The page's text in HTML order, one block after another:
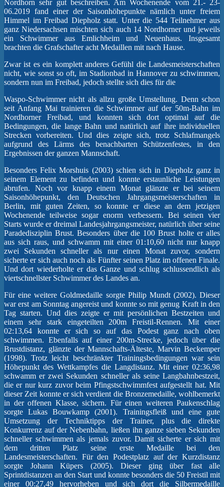
Nordhorn sehr gut beschreiben. Am Wochenende vom 21.- 23-
06.2019 fand einer der Saisonhöhepunkte nämlich unter freiem
Himmel im Freibad Diepholz statt. Unter die 544 Teilnehmer aus
ganz Niedersachsen mischten sich auch 14 Nordhorner und jeweils
ein Schwimmer aus Emlichheim und Neuenhaus. Insgesamt
brachten die Grafschafter acht Medaillen mit nach Hause.
Zwar ist es ein komplett anderes Gefühl die Landesmeisterschaften
nicht, wie sonst so oft, im Stadionbad in Hannover zu schwimmen,
sondern nun im Freibad, jedoch stellte sich dies für die
Waspo-Schwimmer nicht als allzu große Umstellung. Denn schon
seit Anfang Mai trainieren die Schwimmer auf der 50m-Bahn im
Nordhorner Freibad, und konnten sich dort optimal auf die
Bedingungen, die lange Bahn und natürlich auf ihre individuellen
Strecken vorbereiten. Und dies zeigte sich, trotz Schlafmangels
aufgrund des Lärms des benachbarten Schützenfestes, in den
Ergebnissen der ganzen Mannschaft.
Besonders Felix Morshuis (2003) schien sich in Diepholz ganz in
seinem Element zu befinden und konnte erstaunliche Leistungen
abrufen. Noch vor knapp einem Monat glänzte er bei seinem
Saisonhöhepunkt, den Deutschen Jahrgangsmeisterschaften in
Berlin, mit guten Zeiten, so konnte er diese an dem jetzigen
Wochenende teilweise sogar enorm verbessern. Bei seinen vier
Starts wurde er dreimal Landesjahrgangsmeister, natürlich über seine
Paradedisziplin Brust. Besonders über die 100 Brust holte er alles
aus sich raus, und schwamm mit einer 01:10,60 nicht nur knapp
zwei Sekunden schneller als nur einen Monat zuvor, sondern
sicherte er sich auch noch als Fünfter seinen Platz im offenen Finale.
Und dort wiederholte er das Ganze und schlug schlussendlich als
viertschnellster Schwimmer des Landes an.
Für eine weitere Goldmedaille sorgte Philip Mundt (2002). Dieser
war erst am Sonntag angereist und konnte so mit genug Kraft in den
Tag starten. Und dies zeigte er mit persönlichen Bestzeiten und
einem sehr stark eingeteilten 200m Freistil-Rennen. Mit einer
02:13,64 konnte er sich so auf das Podest ganz nach oben
schwimmen. Ebenfalls auf einer 200m-Strecke, jedoch über die
Brustdistanz, glänzte der Mannschafts-Älteste, Marvin Beckemper
(1998). Trotz leicht beschränkter Trainingsbedingungen war sein
Höhepunkt des Wettkampfes die Langdistanz. Mit einer 02:36,98
schwamm er zwei Sekunden schneller als seine Langbahnbestzeit,
die er nur kurz zuvor beim Pfingstschwimmfest aufgestellt hat. Mit
dieser Zeit konnte er sich verdient die Bronzemedaille, wohlbemerkt
in der offenen Klasse, sichern. Für einen weiteren Paukenschlag
sorgte Lukas Bouwkamp (2001). Trainingsfleiß und eine gute
Umsetzung der Techniktipps der Trainer, plus die direkte
Konkurrenz auf der Nebenbahn, ließen ihn ganze sieben Sekunden
schneller schwimmen als jemals zuvor. Damit sicherte er sich mit
dem dritten Platz seine erste Medaille bei den
Landesmeisterschaften. Für den Podestplatz auf der Kurzdistanz
sorgte Johann Küpers (2005). Dieser ging über fast alle
Sprintdistanzen an den Start und konnte besonders die 50 Freistil mit
einer 00:27,49 hervorheben und sich dort die Silbermedaille